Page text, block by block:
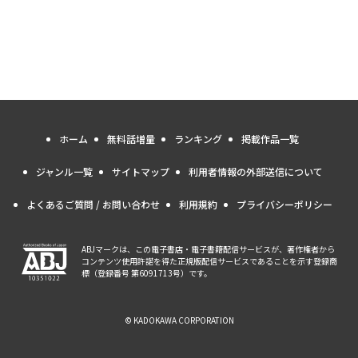
ホーム 無料話増量 ランキング 掲載作品一覧
ジャンル一覧 サイトマップ 利用者情報の外部送信について
よくあるご質問 / お問い合わせ 利用規約 プライバシーポリシー
ABJマークは、この電子書店・電子書籍配信サービスが、著作権者から
コンテンツ使用許諾を得た正規版配信サービスであることを示す登録商
標（登録番号 第6091713号）です。
© KADOKAWA CORPORATION